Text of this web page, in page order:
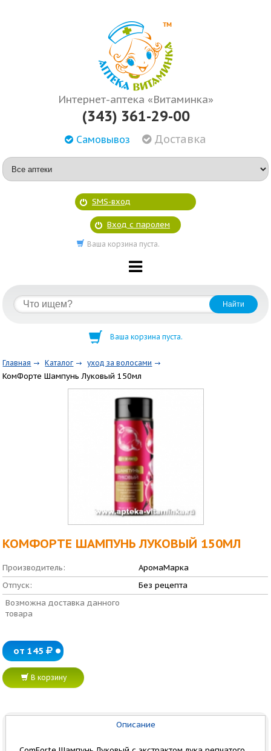
Интернет-аптека «Витаминка»
(343) 361-29-00
Самовывоз Доставка
SMS-вход
Вход с паролем
Ваша корзина пуста.
Ваша корзина пуста.
Главная Каталог уход за волосами
КомФорте Шампунь Луковый 150мл
КОМФОРТЕ ШАМПУНЬ ЛУКОВЫЙ 150МЛ
Производитель:
АромаМарка
Отпуск:
Без рецепта
Возможна доставка данного
товара
от 145
В корзину
Описание